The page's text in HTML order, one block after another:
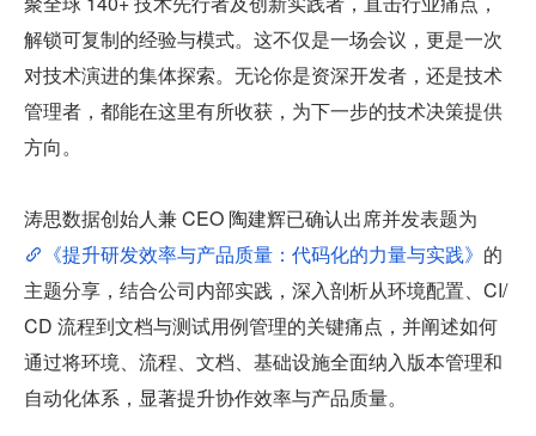
解锁可复制的经验与模式。这不仅是一场会议，更是一次
对技术演进的集体探索。无论你是资深开发者，还是技术
管理者，都能在这里有所收获，为下一步的技术决策提供
方向。
涛思数据创始人兼 CEO 陶建辉已确认出席并发表题为
《提升研发效率与产品质量：代码化的力量与实践》 的
主题分享，结合公司内部实践，深入剖析从环境配置、CI/
CD 流程到文档与测试用例管理的关键痛点，并阐述如何
通过将环境、流程、文档、基础设施全面纳入版本管理和
自动化体系，显著提升协作效率与产品质量。